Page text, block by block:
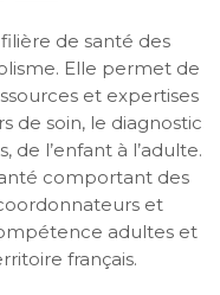
de santé des
Elle permet de
et expertises
de soin, le diagnostic
de l’enfant à l’adulte.
comportant des
et
adultes et
français.